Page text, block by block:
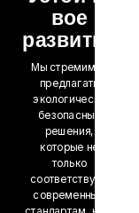
вое
развитие
Мы стремимся
предлагать
экологически
безопасные
решения,
которые не
только
соответствуют
современным
стандартам, но и